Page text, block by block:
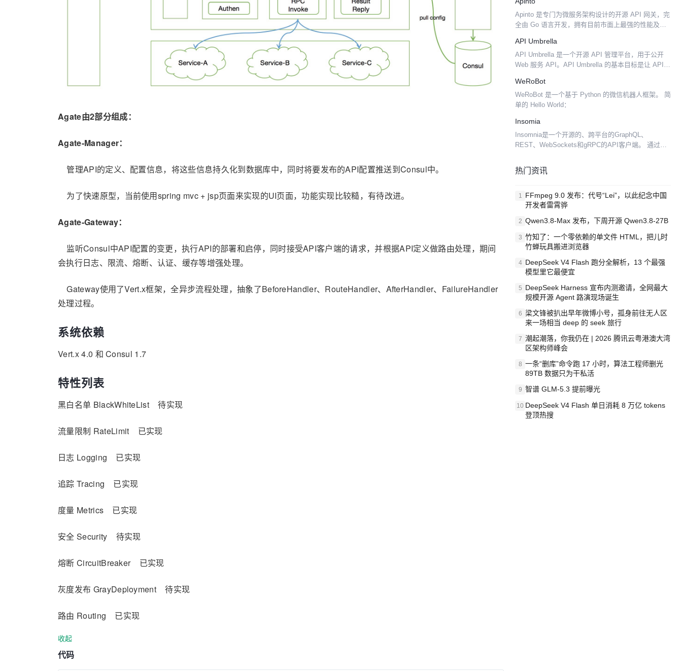
Agate由2部分组成：
Agate-Manager：
管理API的定义、配置信息，将这些信息持久化到数据库中，同时将要发布的API配置推送到Consul中。
为了快速原型，当前使用spring mvc + jsp页面来实现的UI页面，功能实现比较糙，有待改进。
Agate-Gateway：
监听Consul中API配置的变更，执行API的部署和启停，同时接受API客户端的请求，并根据API定义做路由处理，期间
会执行日志、限流、熔断、认证、缓存等增强处理。
Gateway使用了Vert.x框架，全异步流程处理，抽象了BeforeHandler、RouteHandler、AfterHandler、FailureHandler
处理过程。
系统依赖
Vert.x 4.0 和 Consul 1.7
特性列表
黑白名单 BlackWhiteList 待实现
流量限制 RateLimit 已实现
日志 Logging 已实现
追踪 Tracing 已实现
度量 Metrics 已实现
安全 Security 待实现
熔断 CircuitBreaker 已实现
灰度发布 GrayDeployment 待实现
路由 Routing 已实现
收起
代码
...
Apinto 是专门为微服务架构设计的开源 API 网关，完
全由 Go 语言开发，拥有目前市面上最强的性能及稳
供丰富的流量管理、数据处理、协议转换等功能...
API Umbrella
API Umbrella 是一个开源 API 管理平台，用于公开
Web 服务 API。API Umbrella 的基本目标是让 API
的生...
WeRoBot
WeRoBot 是一个基于 Python 的微信机器人框架。 简
单的 Hello World：
Insomia
Insomnia是一个开源的、跨平台的GraphQL、
REST、WebSockets和gRPC的API客户端。 通过规
地发现问题，集中标准，并采用能与你...
热门资讯
1 FFmpeg 9.0 发布：代号“Lei”，以此纪念中国
开发者雷霄骅
2 Qwen3.8-Max 发布，下周开源 Qwen3.8-27B
3 竹知了：一个零依赖的单文件 HTML，把儿时
竹蝉玩具搬进浏览器
4 DeepSeek V4 Flash 跑分全解析，13 个最强
模型里它最便宜
5 DeepSeek Harness 宣布内测邀请，全网最大
规模开源 Agent 路演现场诞生
6 梁文锋被扒出早年微博小号，孤身前往无人区
来一场相当 deep 的 seek 旅行
7 潮起潮落，你我仍在 | 2026 腾讯云粤港澳大湾
区架构师峰会
8 一条“删库”命令跑 17 小时，算法工程师删光
89TB 数据只为干私活
9 智谱 GLM-5.3 提前曝光
10 DeepSeek V4 Flash 单日消耗 8 万亿 tokens
登顶热搜